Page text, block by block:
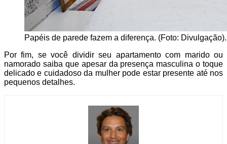
Papéis de parede fazem a diferença. (Foto: Divulgação).
Por fim, se você dividir seu apartamento com marido ou
namorado saiba que apesar da presença masculina o toque
delicado e cuidadoso da mulher pode estar presente até nos
pequenos detalhes.